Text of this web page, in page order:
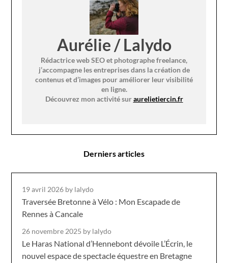
Aurélie / Lalydo
Rédactrice web SEO et photographe freelance,
j’accompagne les entreprises dans la création de
contenus et d’images pour améliorer leur visibilité
en ligne.
Découvrez mon activité suraurelietiercin.fr
Derniers articles
19 avril 2026 by lalydo
Traversée Bretonne à Vélo : Mon Escapade de
Rennes à Cancale
26 novembre 2025 by lalydo
Le Haras National d’Hennebont dévoile L’Écrin, le
nouvel espace de spectacle équestre en Bretagne